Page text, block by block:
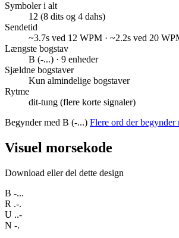
Symboler i alt
12 (8 dits og 4 dahs)
Sendetid
~3.7s ved 12 WPM · ~2.2s ved 20
Længste bogstav
B (-...) · 9 enheder
Sjældne bogstaver
Kun almindelige bogstaver
Rytme
dit-tung (flere korte signaler)
Begynder med B (-...) Flere ord der begynder
Visuel morsekode
Download eller del dette design
B -...
R .-.
U ..-
N -.